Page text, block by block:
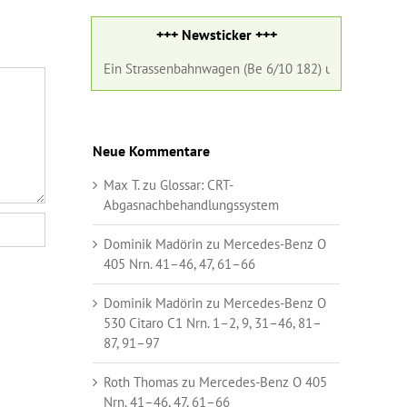
+++ Newsticker +++
2026: Ein Strassenbahnwagen (Be 6/10 182) und ein Gelenkbus
Neue Kommentare
Max T.zu Glossar: CRT-
Abgasnachbehandlungssystem
Dominik Madörin zu Mercedes-Benz O
405 Nrn. 41–46, 47, 61–66
Dominik Madörin zu Mercedes-Benz O
530 Citaro C1 Nrn. 1–2, 9, 31–46, 81–
87, 91–97
Roth Thomas zu Mercedes-Benz O 405
Nrn. 41–46, 47, 61–66